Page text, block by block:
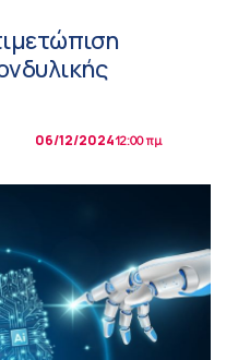
06/12/202412:00 πμ